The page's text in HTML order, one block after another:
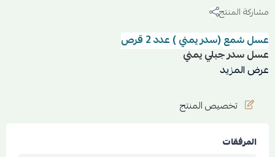
مشاركة المنتج
عسل شمع (سدر يمني ) عدد 2 قرص
عسل سدر جبلي يمني
مصدر العسل : اليمن منطقه دوعن
السدر شجر شائعة لها أسماء كثير مثل العناب, النبق, العلب, الكنار و
غيرها من الأسماء
تتواجد في المناطق المعتدلة و الحارة
عرض المزيد
تخصيص المنتج
المرفقات